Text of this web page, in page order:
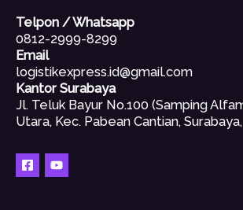
Telpon / Whatsapp
0812-2999-8299
Email
logistikexpress.id@gmail.com
Kantor Surabaya
Jl. Teluk Bayur No.100 (Samping
Utara, Kec. Pabean Cantian,